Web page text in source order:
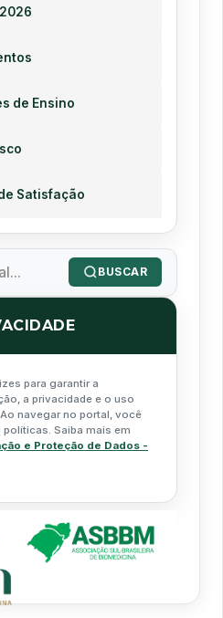
de Ensino
Satisfação
BUSCAR
para garantir a
a privacidade e o uso
navegar no portal, você
Saiba mais em
e Proteção de Dados -